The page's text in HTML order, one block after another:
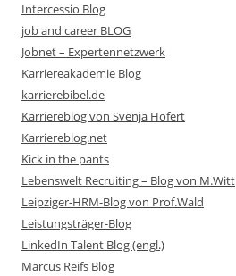
Intercessio Blog
job and career BLOG
Jobnet – Expertennetzwerk
Karriereakademie Blog
karrierebibel.de
Karriereblog von Svenja Hofert
Karriereblog.net
Kick in the pants
Lebenswelt Recruiting – Blog von M.Witt
Leipziger-HRM-Blog von Prof.Wald
Leistungsträger-Blog
LinkedIn Talent Blog (engl.)
Marcus Reifs Blog